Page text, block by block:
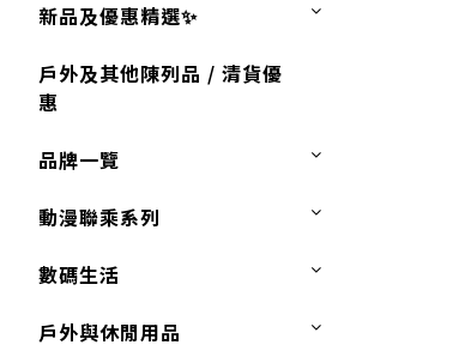
新品及優惠精選✨
戶外及其他陳列品 / 清貨優
惠
品牌一覽
動漫聯乘系列
數碼生活
戶外與休閒用品